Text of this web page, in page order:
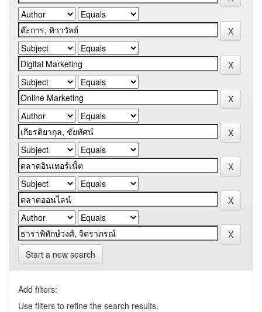
Start a new search
Add filters:
Use filters to refine the search results.